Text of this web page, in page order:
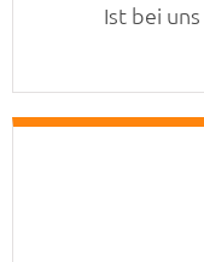
Ist bei